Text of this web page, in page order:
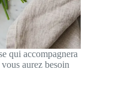
qui accompagnera
aurez besoin